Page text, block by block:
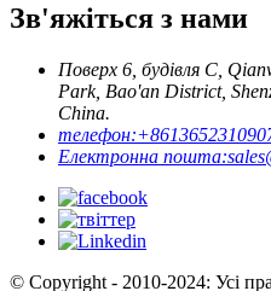
Зв'яжіться з нами
Поверх 6, будівля C,
Park, Bao'an District,
China.
телефон:
Електронна пошта:
© Copyright - 2010-2024: Усі